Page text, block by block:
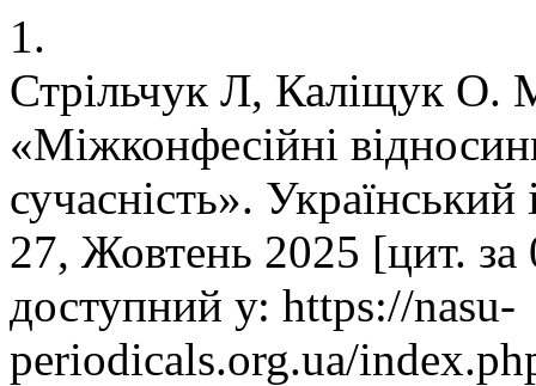
1.
Стрільчук Л, Каліщук О.
«Міжконфесійні
сучасність».
27, Жовтень 2025 [цит.
доступний у: https://nasu-
periodicals.org.ua/